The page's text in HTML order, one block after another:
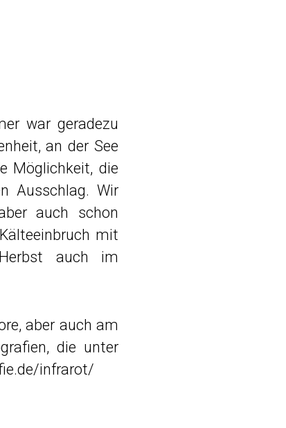
war geradezu
an der See
Möglichkeit, die
Ausschlag. Wir
auch schon
mit
auch im
aber auch am
die unter
infrarot/